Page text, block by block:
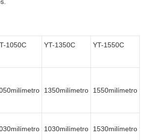
1050C YT-1350C YT-1550C
1350milímetro 1550milímetro
1030milímetro 1530milímetro